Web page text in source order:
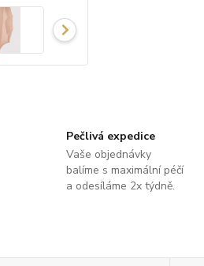
Pečlivá expedice
Vaše objednávky
balíme s maximální péčí
a odesíláme 2x týdně.